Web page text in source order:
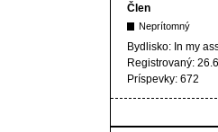
Člen
Neprítomný
Bydlisko: In my
Registrovaný:
Príspevky: 672